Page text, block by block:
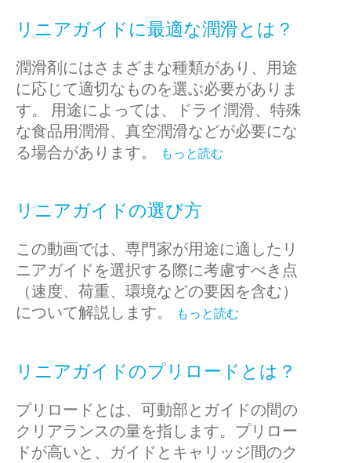
リニアガイドに最適な潤滑とは？
潤滑剤にはさまざまな種類があり、用途
に応じて適切なものを選ぶ必要がありま
す。 用途によっては、ドライ潤滑、特殊
な食品用潤滑、真空潤滑などが必要にな
る場合があります。
もっと読む
リニアガイドの選び方
この動画では、専門家が用途に適したリ
ニアガイドを選択する際に考慮すべき点
（速度、荷重、環境などの要因を含む）
について解説します。
もっと読む
リニアガイドのプリロードとは？
プリロードとは、可動部とガイドの間の
クリアランスの量を指します。プリロー
ドが高いと、ガイドとキャリッジ間のク